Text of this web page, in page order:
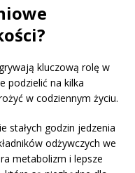
kluczową rolę w
podzielić na kilka
w codziennym życiu.
stałych godzin jedzenia
odżywczych we
metabolizm i lepsze